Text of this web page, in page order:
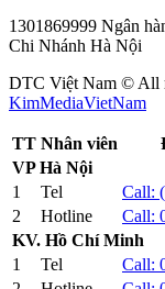
1301869999 Ngân
Chi Nhánh Hà Nội
DTC Việt Nam © All
KimMediaVietNam
TT Nhân viên
VP Hà Nội
1
Tel Call:
2
Hotline Call:
KV. Hồ Chí Minh
1
Tel Call: